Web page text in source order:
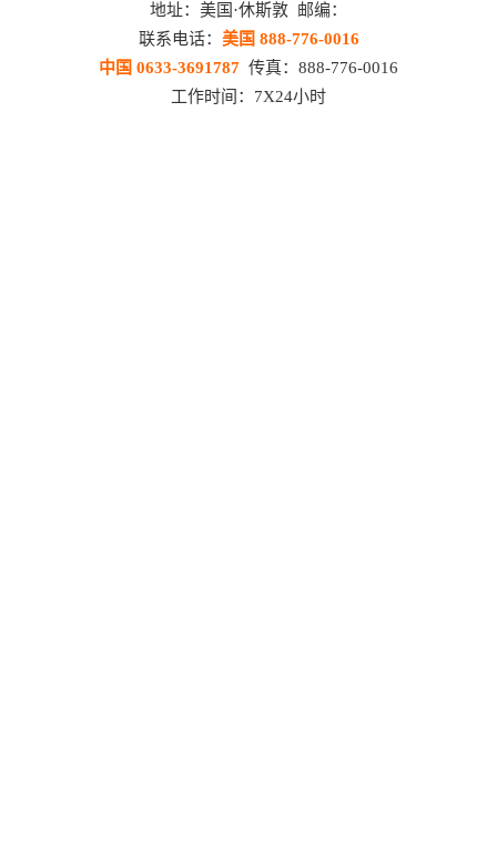
地址：美国·休斯敦 邮编：
联系电话： 美国 888-776-0016
中国 0633-3691787 传真：888-776-0016
工作时间：7X24小时